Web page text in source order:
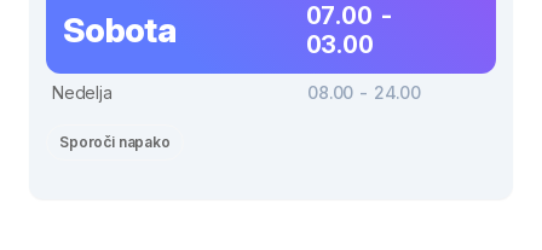
Sobota
07.00 -
03.00
Nedelja 08.00 - 24.00
Sporoči napako